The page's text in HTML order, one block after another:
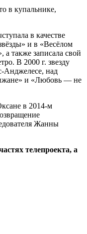
в качестве
и в «Весёлом
также записала свой
В 2000 г. звезду
Анджелесе, над
и «Любовь — не
в 2014-м
Жанны
телепроекта, а